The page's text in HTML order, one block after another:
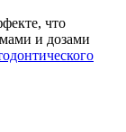
что
и дозами